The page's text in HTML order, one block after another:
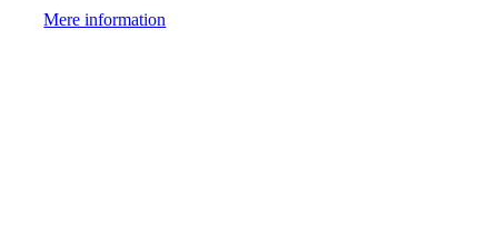
Mere information